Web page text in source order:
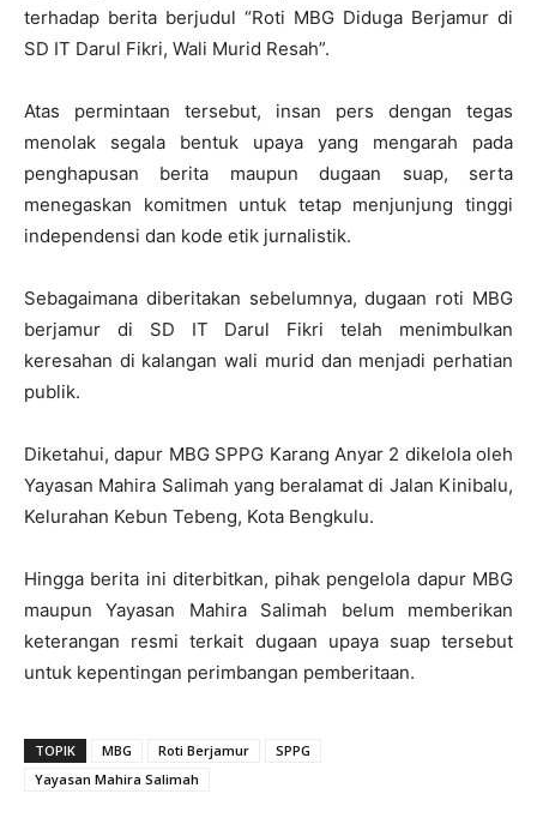
terhadap berita berjudul “Roti MBG Diduga Berjamur di
SD IT Darul Fikri, Wali Murid Resah”.
Atas permintaan tersebut, insan pers dengan tegas
menolak segala bentuk upaya yang mengarah pada
penghapusan berita maupun dugaan suap, serta
menegaskan komitmen untuk tetap menjunjung tinggi
independensi dan kode etik jurnalistik.
Sebagaimana diberitakan sebelumnya, dugaan roti MBG
berjamur di SD IT Darul Fikri telah menimbulkan
keresahan di kalangan wali murid dan menjadi perhatian
publik.
Diketahui, dapur MBG SPPG Karang Anyar 2 dikelola oleh
Yayasan Mahira Salimah yang beralamat di Jalan Kinibalu,
Kelurahan Kebun Tebeng, Kota Bengkulu.
Hingga berita ini diterbitkan, pihak pengelola dapur MBG
maupun Yayasan Mahira Salimah belum memberikan
keterangan resmi terkait dugaan upaya suap tersebut
untuk kepentingan perimbangan pemberitaan.
TOPIK MBG Roti Berjamur
SPPG
Yayasan Mahira Salimah